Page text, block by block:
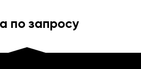
по запросу